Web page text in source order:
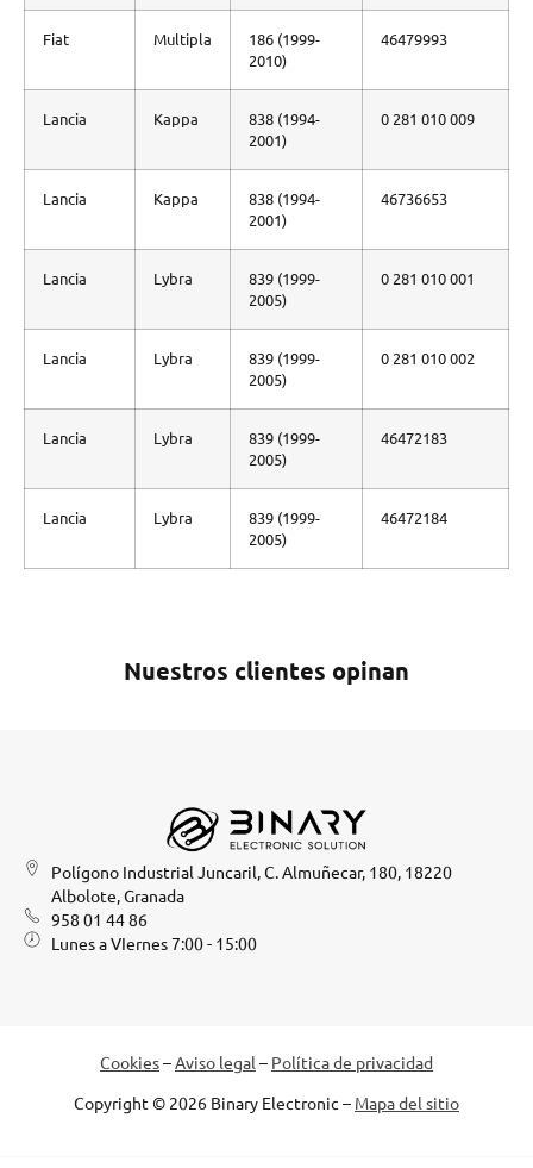
Fiat Multipla
186 (1999-
2010)
46479993
Lancia Kappa
838 (1994-
2001)
0 281 010 009
Lancia Kappa
838 (1994-
2001)
46736653
Lancia Lybra
839 (1999-
2005)
0 281 010 001
Lancia Lybra
839 (1999-
2005)
0 281 010 002
Lancia Lybra
839 (1999-
2005)
46472183
Lancia Lybra
839 (1999-
2005)
46472184
Nuestros clientes opinan
Polígono Industrial Juncaril, C. Almuñecar, 180, 18220
Albolote, Granada
958 01 44 86
Lunes a VIernes 7:00 - 15:00
Cookies–Aviso legal – Política de privacidad
Copyright © 2026 Binary Electronic – Mapa del sitio